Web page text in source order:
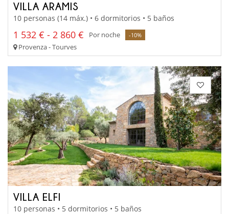
VILLA ARAMIS
10 personas (14 máx.) • 6 dormitorios • 5 baños
1 532 € - 2 860 € Por noche -10%
Provenza - Tourves
VILLA ELFI
10 personas • 5 dormitorios • 5 baños